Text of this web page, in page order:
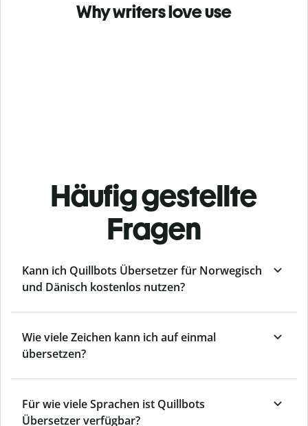
Why writers love use
Häufig gestellte
Fragen
Kann ich Quillbots Übersetzer für Norwegisch
und Dänisch kostenlos nutzen?
Wie viele Zeichen kann ich auf einmal
übersetzen?
Für wie viele Sprachen ist Quillbots
Übersetzer verfügbar?